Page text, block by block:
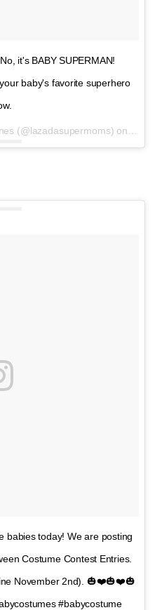
it's BABY SUPERMAN!
baby's favorite superhero
babies today! We are posting
Costume Contest Entries.
November 2nd). 🎃❤️🎃❤️🎃
#babycostume